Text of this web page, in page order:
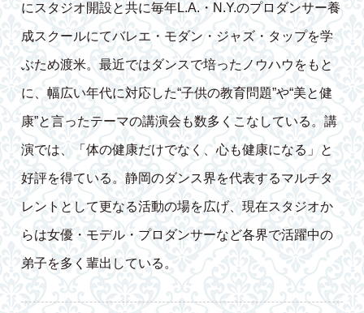
にスタジオ開設と共に毎年L.A.・N.Y.のプロダンサー養
成スクールにてバレエ・モダン・ジャズ・タップを学
ぶため渡米。最近ではダンスで培ったノウハウをもと
に、幅広い年代に対応した“子供の教育問題”や“美と健
康”と言ったテーマの講演会も数多くこなしている。講
演では、「体の健康だけでなく、心も健康になる」と
好評を得ている。静岡のダンス界を代表するマルチタ
レントとして更なる活動の場を広げ、現在スタジオか
らは女優・モデル・プロダンサーなど各界で活躍中の
弟子を多く輩出している。